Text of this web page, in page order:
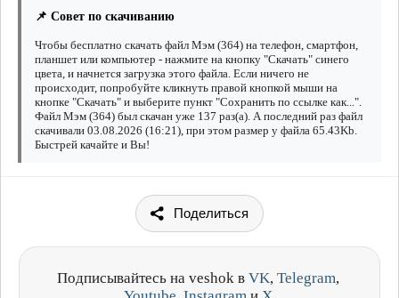
📌 Совет по скачиванию
Чтобы бесплатно скачать файл Мэм (364) на телефон, смартфон,
планшет или компьютер - нажмите на кнопку "Скачать" синего
цвета, и начнется загрузка этого файла. Если ничего не
происходит, попробуйте кликнуть правой кнопкой мыши на
кнопке "Скачать" и выберите пункт "Сохранить по ссылке как...".
Файл Мэм (364) был скачан уже 137 раз(а). А последний раз файл
скачивали 03.08.2026 (16:21), при этом размер у файла 65.43Kb.
Быстрей качайте и Вы!
Поделиться
Подписывайтесь на veshok в VK, Telegram,